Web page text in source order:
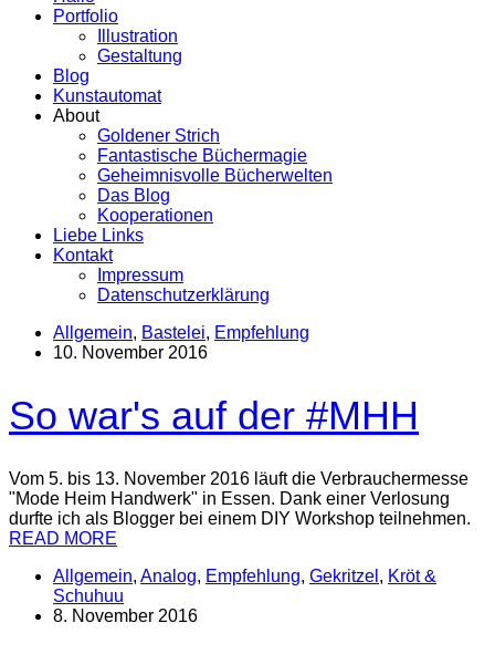
Portfolio
Illustration
Gestaltung
Blog
Kunstautomat
About
Goldener Strich
Fantastische Büchermagie
Geheimnisvolle Bücherwelten
Das Blog
Kooperationen
Liebe Links
Kontakt
Impressum
Datenschutzerklärung
Allgemein, Bastelei, Empfehlung
10. November 2016
So war's auf der #MHH
Vom 5. bis 13. November 2016 läuft die Verbrauchermesse
"Mode Heim Handwerk" in Essen. Dank einer Verlosung
durfte ich als Blogger bei einem DIY Workshop teilnehmen.
READ MORE
Allgemein, Analog, Empfehlung, Gekritzel , Kröt &
Schuhuu
8. November 2016